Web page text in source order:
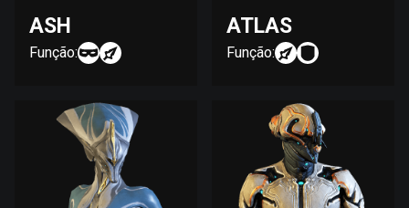
ASH
Função:
ATLAS
Função: